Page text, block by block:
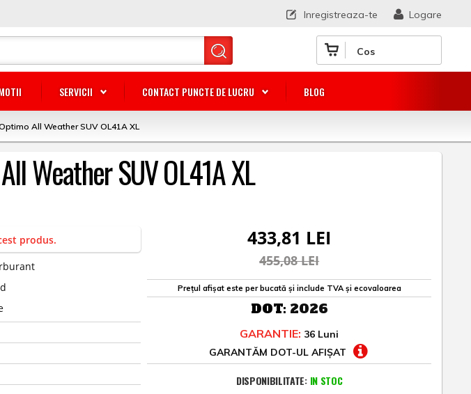
Cos
SERVICII CONTACT PUNCTE DE LUCRU BLOG
Logare
Inregistreaza-te
All Weather SUV OL41A XL
Weather SUV OL41A XL
produs. 433,81 LEI
455,08 LEI
Prețul afișat este per bucată și include TVA și ecovaloarea
DOT: 2026
GARANTIE: 36 Luni
GARANTĂM DOT-UL AFIȘAT
DISPONIBILITATE: IN STOC